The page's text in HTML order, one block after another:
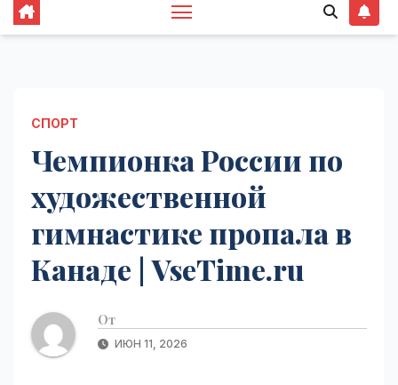
СПОРТ
Чемпионка России по
художественной
гимнастике пропала в
Канаде | VseTime.ru
От
ИЮН 11, 2026